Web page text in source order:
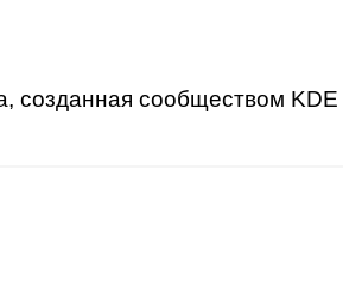
созданная сообществом